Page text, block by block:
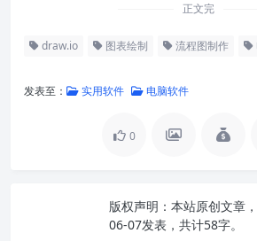
正文完
draw.io 图表绘制 流程图制作
发表至： 实用软件 电脑软件
0
版权声明： 本站原创文章
06-07发表，共计58字。